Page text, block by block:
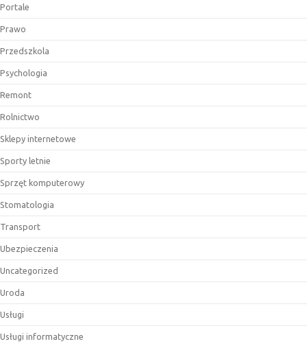
Portale
Prawo
Przedszkola
Psychologia
Remont
Rolnictwo
Sklepy internetowe
Sporty letnie
Sprzęt komputerowy
Stomatologia
Transport
Ubezpieczenia
Uncategorized
Uroda
Usługi
Usługi informatyczne